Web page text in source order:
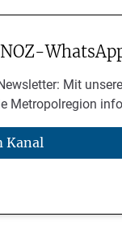
Mit
Metropolregion
Kanal